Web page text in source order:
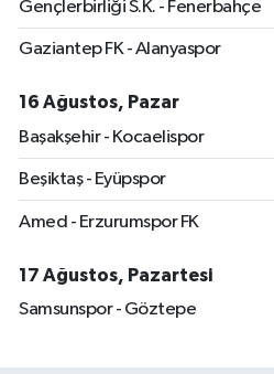
Gençlerbirliği S.K. - Fenerbahçe
Gaziantep FK - Alanyaspor
16 Ağustos, Pazar
Başakşehir - Kocaelispor
Beşiktaş - Eyüpspor
Amed - Erzurumspor FK
17 Ağustos, Pazartesi
Samsunspor - Göztepe